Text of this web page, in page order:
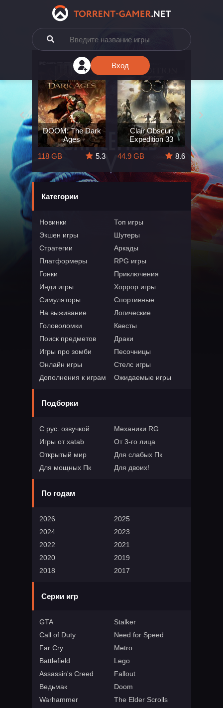
Вход
The
5.7
DOOM: The Dark
Ages
118 GB
5.3
Clair Obscur:
Expedition 33
44.9 GB
8.6
164 GB
Категории
Новинки
Топ игры
Экшен игры
Шутеры
Стратегии
Аркады
Платформеры
RPG игры
Гонки
Приключения
Инди игры
Хоррор игры
Симуляторы
Спортивные
На выживание
Логические
Головоломки
Квесты
Поиск предметов
Драки
Игры про зомби
Песочницы
Онлайн игры
Стелс игры
Дополнения к играм
Ожидаемые игры
Подборки
С рус. озвучкой
Механики RG
Игры от xatab
От 3-го лица
Открытый мир
Для слабых Пк
Для мощных Пк
Для двоих!
По годам
2026
2025
2024
2023
2022
2021
2020
2019
2018
2017
Серии игр
GTA
Stalker
Call of Duty
Need for Speed
Far Cry
Metro
Battlefield
Lego
Assassin's Creed
Fallout
Ведьмак
Doom
Warhammer
The Elder Scrolls